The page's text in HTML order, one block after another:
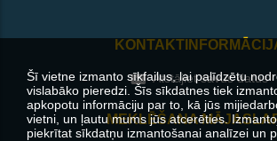
Atstājiet savus datus
MEKLĒŠANA
Šī vietne izmanto sīkfailus, lai palīdzētu
vislabāko pieredzi. Šīs sīkdatnes tiek
apkopotu informāciju par to, kā jūs
vietni, un ļautu mums jūs atcerēties.
piekrītat sīkdatņu izmantošanai analīzei un